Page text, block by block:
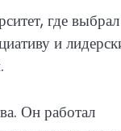
где выбрал
и
Он работал